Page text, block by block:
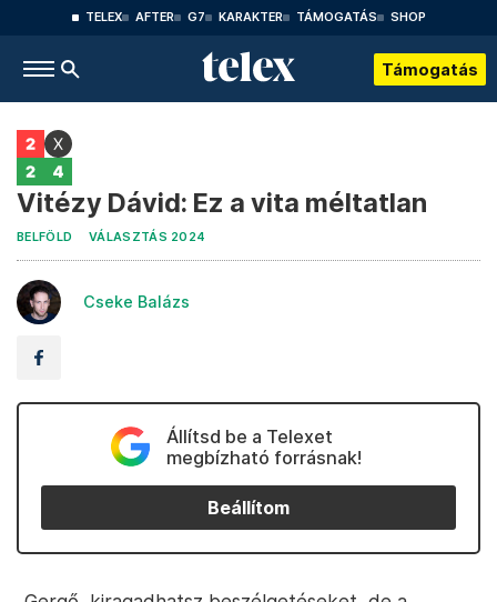
TELEX AFTER G7 KARAKTER TÁMOGATÁS SHOP
Támogatás
Vitézy Dávid: Ez a vita méltatlan
BELFÖLD VÁLASZTÁS 2024
Cseke Balázs
Állítsd be a Telexet
megbízható forrásnak!
Beállítom